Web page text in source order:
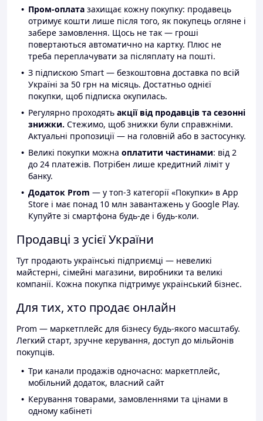
Пром-оплата захищає кожну покупку: продавець
отримує кошти лише після того, як покупець огляне і
забере замовлення. Щось не так — гроші
повертаються автоматично на картку. Плюс не
треба переплачувати за післяплату на пошті.
З підпискою Smart — безкоштовна доставка по всій
Україні за 50 грн на місяць. Достатньо однієї
покупки, щоб підписка окупилась.
Регулярно проходять акції від продавців та сезонні
знижки. Стежимо, щоб знижки були справжніми.
Актуальні пропозиції — на головній або в застосунку.
Великі покупки можна оплатити частинами: від 2
до 24 платежів. Потрібен лише кредитний ліміт у
банку.
Додаток Prom — у топ-3 категорії «Покупки» в App
Store і має понад 10 млн завантажень у Google Play.
Купуйте зі смартфона будь-де і будь-коли.
Продавці з усієї України
Тут продають українські підприємці — невеликі
майстерні, сімейні магазини, виробники та великі
компанії. Кожна покупка підтримує український бізнес.
Для тих, хто продає онлайн
Prom — маркетплейс для бізнесу будь-якого масштабу.
Легкий старт, зручне керування, доступ до мільйонів
покупців.
Три канали продажів одночасно: маркетплейс,
мобільний додаток, власний сайт
Керування товарами, замовленнями та цінами в
одному кабінеті